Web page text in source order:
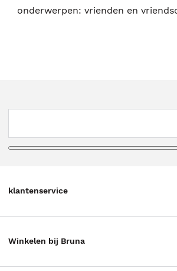
onderwerpen: vrienden en
klantenservice
Winkelen bij Bruna